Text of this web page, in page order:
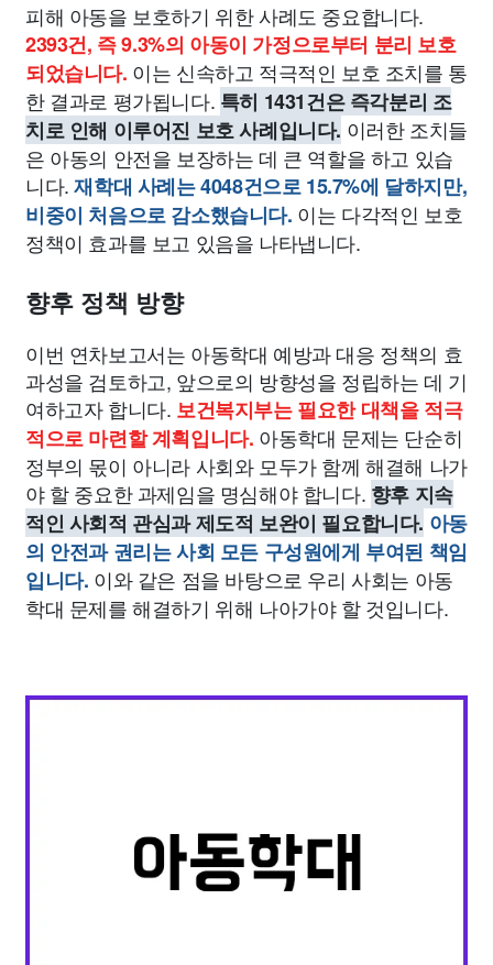
피해 아동을 보호하기 위한 사례도 중요합니다.
2393건, 즉 9.3%의 아동이 가정으로부터 분리 보호
되었습니다. 이는 신속하고 적극적인 보호 조치를 통
한 결과로 평가됩니다. 특히 1431건은 즉각분리 조
치로 인해 이루어진 보호 사례입니다. 이러한 조치들
은 아동의 안전을 보장하는 데 큰 역할을 하고 있습
니다.재학대 사례는 4048건으로 15.7%에 달하지만,
비중이 처음으로 감소했습니다. 이는 다각적인 보호
정책이 효과를 보고 있음을 나타냅니다.
향후 정책 방향
이번 연차보고서는 아동학대 예방과 대응 정책의 효
과성을 검토하고, 앞으로의 방향성을 정립하는 데 기
여하고자 합니다. 보건복지부는 필요한 대책을 적극
적으로 마련할 계획입니다. 아동학대 문제는 단순히
정부의 몫이 아니라 사회와 모두가 함께 해결해 나가
야 할 중요한 과제임을 명심해야 합니다. 향후 지속
적인 사회적 관심과 제도적 보완이 필요합니다. 아동
의 안전과 권리는 사회 모든 구성원에게 부여된 책임
입니다. 이와 같은 점을 바탕으로 우리 사회는 아동
학대 문제를 해결하기 위해 나아가야 할 것입니다.